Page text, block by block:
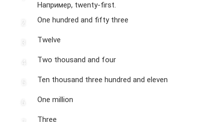
Например, twenty-first.
One hundred and fifty three
Twelve
Two thousand and four
Ten thousand three hundred and eleven
One million
Three